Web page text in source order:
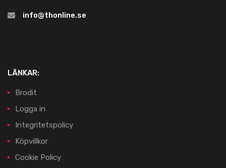
info@thonline.se
LÄNKAR:
Brodit
Logga in
Integritetspolicy
Köpvillkor
Cookie Policy